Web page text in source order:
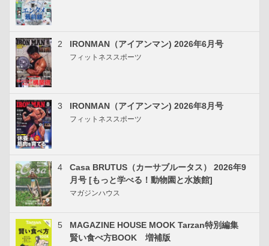
2 IRONMAN（アイアンマン) 2026年6月号
フィットネススポーツ
3 IRONMAN（アイアンマン) 2026年8月号
フィットネススポーツ
4
Casa BRUTUS（カーサブルータス） 2026年9
月号 [もっと学べる！動物園と水族館]
マガジンハウス
5
MAGAZINE HOUSE MOOK Tarzan特別編集
賢い食べ方BOOK 増補版